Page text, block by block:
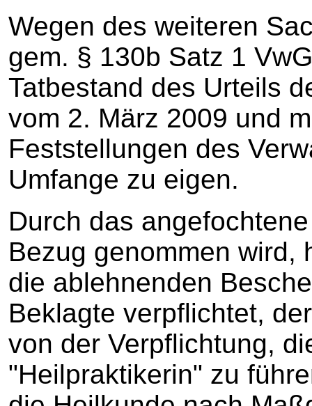
Wegen des weiteren
gem. § 130b Satz 1
Tatbestand des Urteils
vom 2. März 2009 und
Feststellungen des
Umfange zu eigen.
Durch das
Bezug genommen wird,
die ablehnenden
Beklagte verpflichtet,
von der Verpflichtung,
"Heilpraktikerin" zu